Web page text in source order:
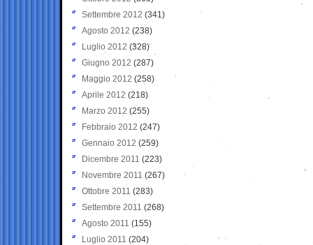
Settembre 2012 (341)
Agosto 2012 (238)
Luglio 2012 (328)
Giugno 2012 (287)
Maggio 2012 (258)
Aprile 2012 (218)
Marzo 2012 (255)
Febbraio 2012 (247)
Gennaio 2012 (259)
Dicembre 2011 (223)
Novembre 2011 (267)
Ottobre 2011 (283)
Settembre 2011 (268)
Agosto 2011 (155)
Luglio 2011 (204)